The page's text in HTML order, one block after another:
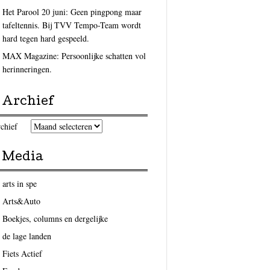
Het Parool 20 juni: Geen pingpong maar
tafeltennis. Bij TVV Tempo-Team wordt
hard tegen hard gespeeld.
MAX Magazine: Persoonlijke schatten vol
herinneringen.
Archief
Media
arts in spe
Arts&Auto
Boekjes, columns en dergelijke
de lage landen
Fiets Actief